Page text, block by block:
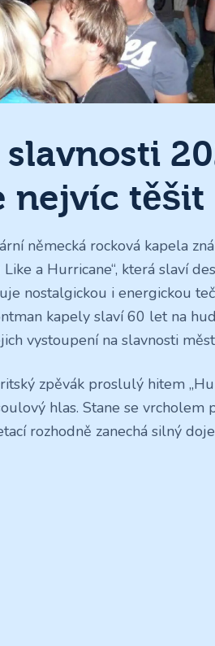
nejvíc těšit
německá rocková kapela
Like a Hurricane“, která slaví
nostalgickou i energickou
kapely slaví 60 let na
vystoupení na slavnosti
zpěvák proslulý hitem
hlas. Stane se vrcholem
rozhodně zanechá silný